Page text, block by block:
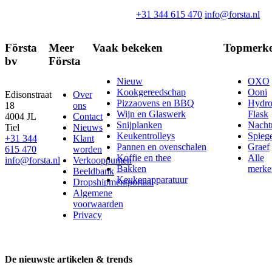
+31 344 615 470 info@forsta.nl
Första
bv
Edisonstraat
18
4004 JL
Tiel
+31 344
615 470
info@forsta.nl
Meer
Första
Over
ons
Contact
Nieuws
Klant
worden
Verkooppunten
Beeldbank
Dropshipmentportaal
Algemene
voorwaarden
Privacy
Vaak bekeken
Nieuw
Kookgereedschap
Pizzaovens en BBQ
Wijn en Glaswerk
Snijplanken
Keukentrolleys
Pannen en ovenschalen
Koffie en thee
Bakken
Keukenapparatuur
OXO
Ooni
Hydro
Flask
Graef
Alle
De nieuwste artikelen & trends